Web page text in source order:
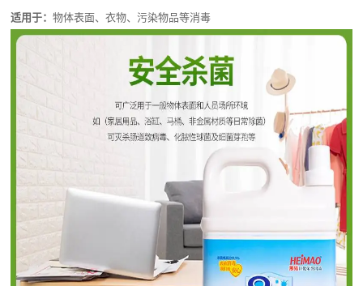
适用于：物体表面、衣物、污染物品等消毒